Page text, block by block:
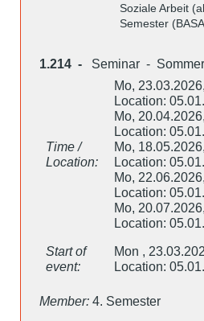
Soziale Arbeit
Semester
1.214 - Seminar -
Time /
Location:
Mo,
Location:
Mo,
Location:
Mo,
Location:
Mo,
Location:
Mo,
Location:
Start of
event:
Mon ,
Location:
Member: 4. Semester